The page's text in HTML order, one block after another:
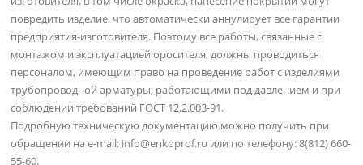
повредить изделие, что автоматически аннулирует все гарантии
предприятия-изготовителя. Поэтому все работы, связанные с
монтажом и эксплуатацией оросителя, должны проводиться
персоналом, имеющим право на проведение работ с изделиями
трубопроводной арматуры, работающими под давлением и при
соблюдении требований ГОСТ 12.2.003-91.
Подробную техническую документацию можно получить при
обращении на e-mail: info@enkoprof.ru или по телефону: 8(812) 660-
55-60.